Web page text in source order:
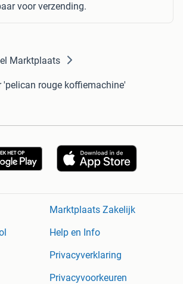
voor verzending.
Marktplaats
'pelican rouge koffiemachine'
Marktplaats Zakelijk
Help en Info
Privacyverklaring
Privacyvoorkeuren